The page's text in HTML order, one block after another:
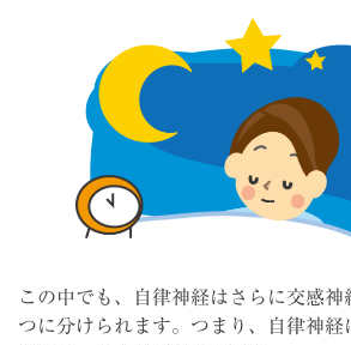
この中でも、自律神経はさらに交感神
つに分けられます。つまり、自律神